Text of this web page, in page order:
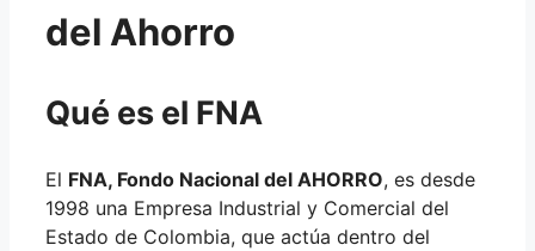
del Ahorro
Qué es el FNA
El FNA, Fondo Nacional del AHORRO, es desde
1998 una Empresa Industrial y Comercial del
Estado de Colombia, que actúa dentro del